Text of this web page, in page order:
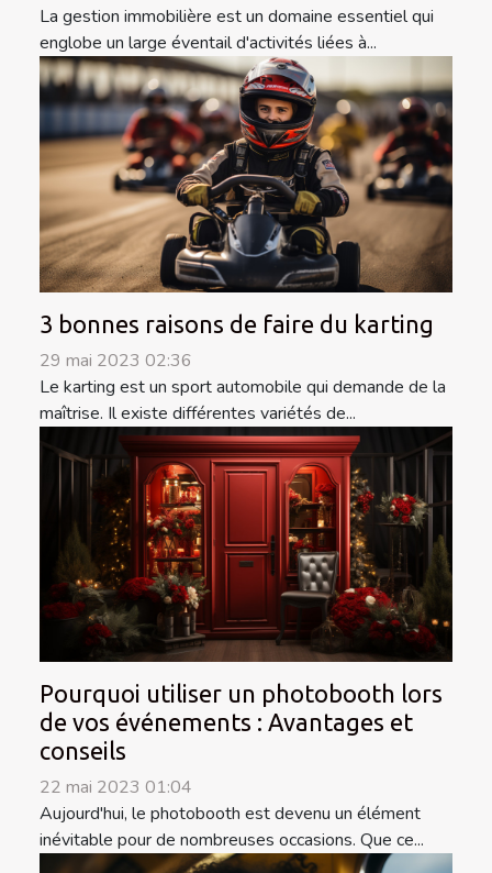
La gestion immobilière est un domaine essentiel qui
englobe un large éventail d'activités liées à...
3 bonnes raisons de faire du karting
29 mai 2023 02:36
Le karting est un sport automobile qui demande de la
maîtrise. Il existe différentes variétés de...
Pourquoi utiliser un photobooth lors
de vos événements : Avantages et
conseils
22 mai 2023 01:04
Aujourd'hui, le photobooth est devenu un élément
inévitable pour de nombreuses occasions. Que ce...